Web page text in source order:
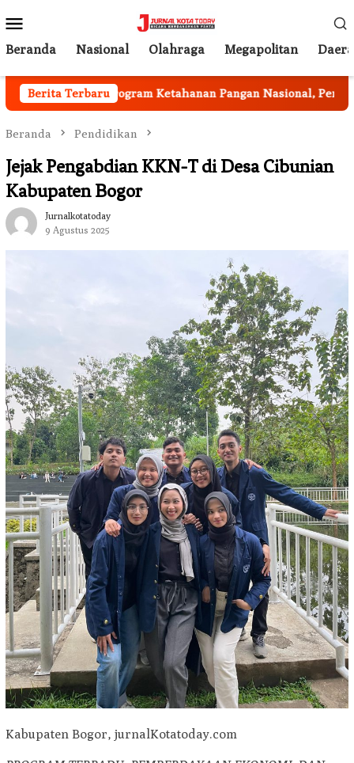
ke
kontenMobile
Beranda Nasional Olahraga Megapolitan
Berita Terbaru
Pangan Nasional, Pemkab Garut Harus Peka
Beranda Pendidikan
Jejak Pengabdian KKN-T di Desa Cibunian
Kabupaten Bogor
Jurnalkotatoday
9 Agustus 2025
Kabupaten Bogor, jurnalKotatoday.com